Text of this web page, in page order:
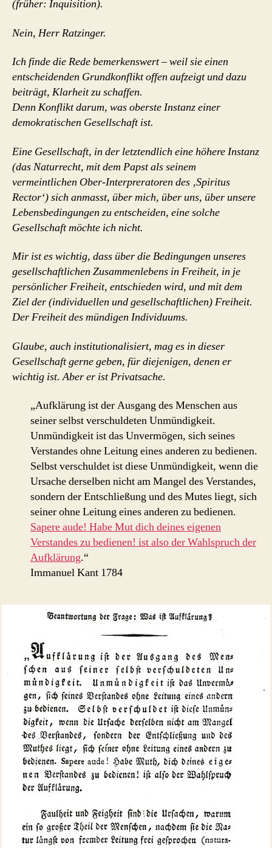
(früher: Inquisition).
Nein, Herr Ratzinger.
Ich finde die Rede bemerkenswert – weil sie einen
entscheidenden Grundkonflikt offen aufzeigt und dazu
beiträgt, Klarheit zu schaffen.
Denn Konflikt darum, was oberste Instanz einer
demokratischen Gesellschaft ist.
Eine Gesellschaft, in der letztendlich eine höhere Instanz
(das Naturrecht, mit dem Papst als seinem
vermeintlichen Ober-Interpreratoren des ‚Spiritus
Rector‘) sich anmasst, über mich, über uns, über unsere
Lebensbedingungen zu entscheiden, eine solche
Gesellschaft möchte ich nicht.
Mir ist es wichtig, dass über die Bedingungen unseres
gesellschaftlichen Zusammenlebens in Freiheit, in je
persönlicher Freiheit, entschieden wird, und mit dem
Ziel der (individuellen und gesellschaftlichen) Freiheit.
Der Freiheit des mündigen Individuums.
Glaube, auch institutionalisiert, mag es in dieser
Gesellschaft gerne geben, für diejenigen, denen er
wichtig ist. Aber er ist Privatsache.
„Aufklärung ist der Ausgang des Menschen aus
seiner selbst verschuldeten Unmündigkeit.
Unmündigkeit ist das Unvermögen, sich seines
Verstandes ohne Leitung eines anderen zu bedienen.
Selbst verschuldet ist diese Unmündigkeit, wenn die
Ursache derselben nicht am Mangel des Verstandes,
sondern der Entschließung und des Mutes liegt, sich
seiner ohne Leitung eines anderen zu bedienen.
Sapere aude! Habe Mut dich deines eigenen
Verstandes zu bedienen! ist also der Wahlspruch der
Aufklärung.“
Immanuel Kant 1784